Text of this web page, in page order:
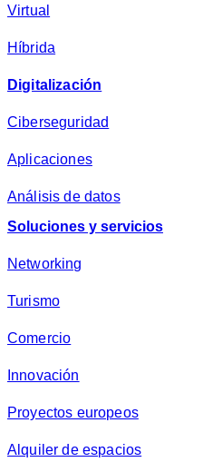
*
Virtual
Híbrida
Digitalización
Ciberseguridad
Aplicaciones
Análisis de datos
Soluciones y servicios
Networking
Turismo
Comercio
Innovación
Proyectos europeos
Alquiler de espacios